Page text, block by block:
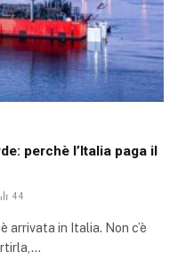
perchè l’Italia paga il
44
arrivata in Italia. Non c’è